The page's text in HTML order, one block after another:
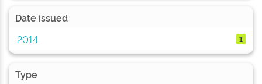
Date issued
2014
1
Type